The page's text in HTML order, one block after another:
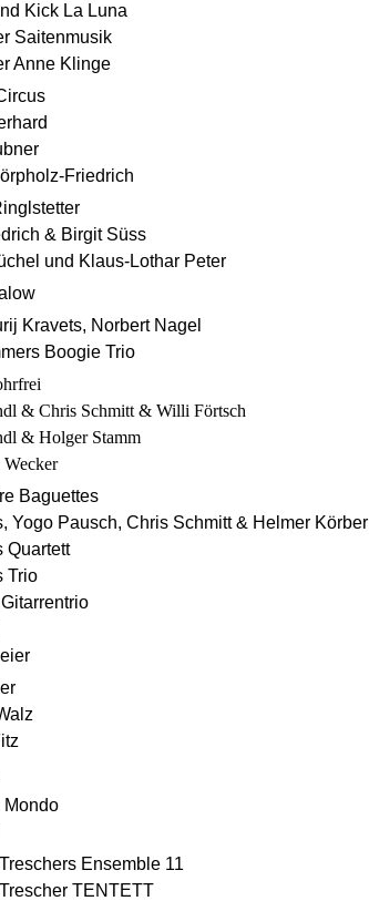
Kick La Luna
Saitenmusik
Anne Klinge
Friedrich
& Birgit Süss
und Klaus-Lothar Peter
Kravets, Norbert Nagel
Boogie Trio
& Chris Schmitt & Willi Förtsch
& Holger Stamm
Baguettes
Yogo Pausch, Chris Schmitt & Helmer Körber
Quartett
Trio
Mondo
Ensemble 11
TENTETT